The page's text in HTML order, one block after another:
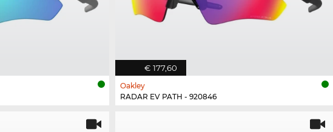
€ 177,60
Oakley
RADAR EV PATH - 920846